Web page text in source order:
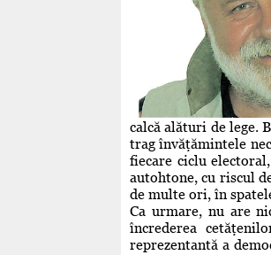
calcă alături de lege.
trag învăţămintele
fiecare ciclu
autohtone, cu riscul
de multe ori, în
Ca urmare, nu are
încrederea
reprezentantă a